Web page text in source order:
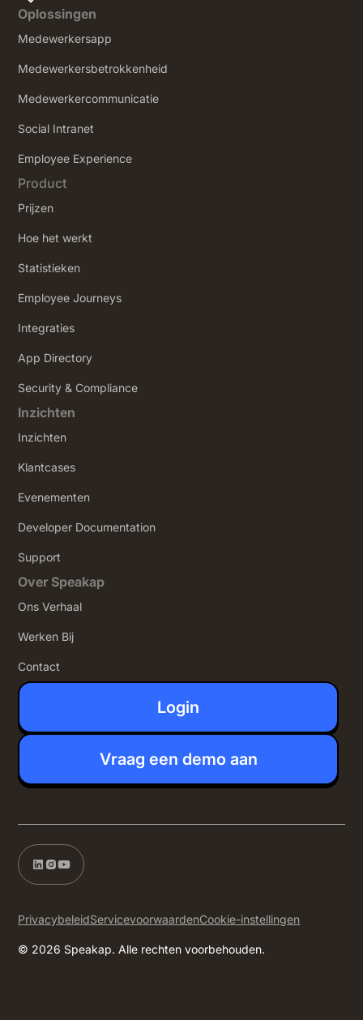
Oplossingen
Medewerkersapp
Medewerkersbetrokkenheid
Medewerkercommunicatie
Social Intranet
‍Employee Experience
Product
Prijzen
Hoe het werkt
Statistieken
Employee Journeys
Integraties
App Directory
Security & Compliance
Inzichten
Inzichten
Klantcases
Evenementen
Developer Documentation
Support
Over Speakap
Ons Verhaal
Werken Bij
Contact
Login
Vraag een demo aan
© 2026 Speakap. Alle rechten voorbehouden.
PrivacybeleidServicevoorwaardenCookie-instellingen